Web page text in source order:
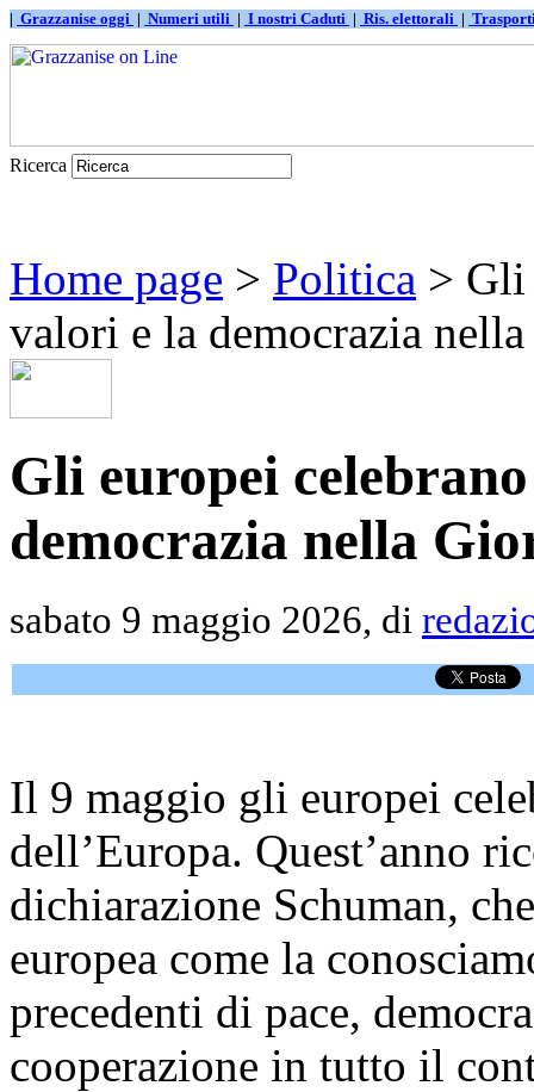
| Grazzanise oggi | Numeri utili | I nostri Caduti | Ris. elettorali |
Ricerca
Home page > Politica > Gli
valori e la democrazia
Gli europei
democrazia nella
sabato 9 maggio 2026, di
Il 9 maggio gli europei
dell’Europa. Quest’anno
dichiarazione Schuman,
europea come la
precedenti di pace,
cooperazione in tutto il